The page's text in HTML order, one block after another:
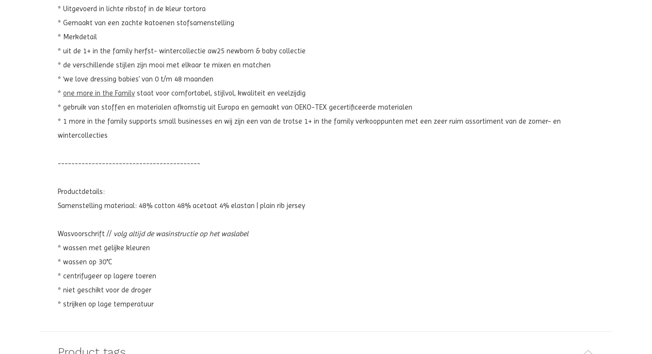
* Uitgevoerd in lichte ribstof in de kleur tortora
* Gemaakt van een zachte katoenen stofsamenstelling
* Merkdetail
* uit de 1+ in the family herfst- wintercollectie aw25 newborn & baby collectie
* de verschillende stijlen zijn mooi met elkaar te mixen en matchen
* ‘we love dressing babies’ van 0 t/m 48 maanden
* one more in the Family staat voor comfortabel, stijlvol, kwaliteit en veelzijdig
* gebruik van stoffen en materialen afkomstig uit Europa en gemaakt van OEKO-TEX gecertificeerde materialen
* 1 more in the family supports small businesses en wij zijn een van de trotse 1+ in the family verkooppunten met een zeer ruim assortiment van de zomer- en
wintercollecties
------------------------------------------
Productdetails:
Samenstelling materiaal: 48% cotton 48% acetaat 4% elastan | plain rib jersey
Wasvoorschrift // volg altijd de wasinstructie op het waslabel
* wassen met gelijke kleuren
* wassen op 30°C
* centrifugeer op lagere toeren
* niet geschikt voor de droger
* strijken op lage temperatuur